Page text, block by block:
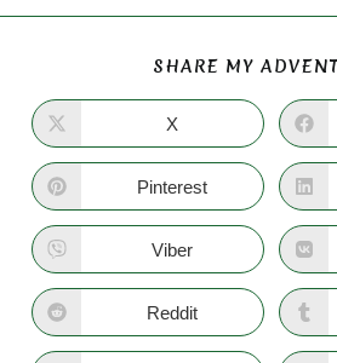
SHARE MY
X
Pinterest
Viber
Reddit